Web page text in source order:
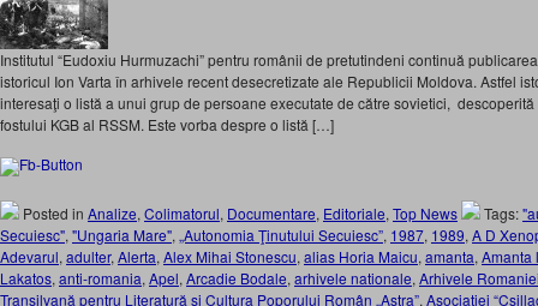
Institutul “Eudoxiu Hurmuzachi” pentru românii de pretutindeni continuă
istoricul Ion Varta în arhivele recent desecretizate ale Republicii Moldova. Astfel
interesaţi o listă a unui grup de persoane executate de către sovietici,
fostului KGB al RSSM. Este vorba despre o listă […]
Posted in Analize, Colimatorul, Documentare, Editoriale, Top News Tags:
Secuiesc", "Ungaria Mare", „Autonomia Ţinutului Secuiesc”, 1987, 1989, A D
Adevarul, adulter, Alerta, Alex Mihai Stonescu, alias Horia Maicu, amanta, Amanta
Lakatos, anti-romania, Apel, Arcadie Bodale, arhivele nationale, Arhivele
Transilvană pentru Literatură şi Cultura Poporului Român „Astra”, Asociației